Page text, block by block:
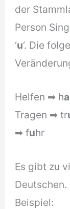
der
Person
‘u‘. Die
Helfen ➡ ha
Tragen ➡ tr
➡ fuhr
Es gibt zu
Deutschen.
Beispiel: